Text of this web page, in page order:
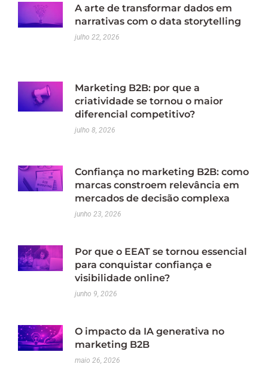
A arte de transformar dados em
narrativas com o data storytelling
julho 22, 2026
Marketing B2B: por que a
criatividade se tornou o maior
diferencial competitivo?
julho 8, 2026
Confiança no marketing B2B: como
marcas constroem relevância em
mercados de decisão complexa
junho 23, 2026
Por que o EEAT se tornou essencial
para conquistar confiança e
visibilidade online?
junho 9, 2026
O impacto da IA generativa no
marketing B2B
maio 26, 2026